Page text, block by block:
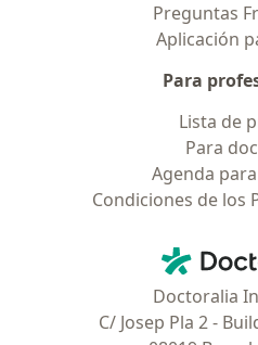
Preguntas
Aplicación
Para
Lista de
Para
Agenda
Condiciones de los
Doctoralia
C/ Josep Pla 2 -